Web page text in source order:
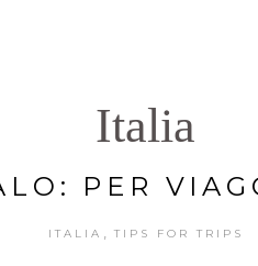
Italia
PER
ITALIA TIPS FOR TRIPS